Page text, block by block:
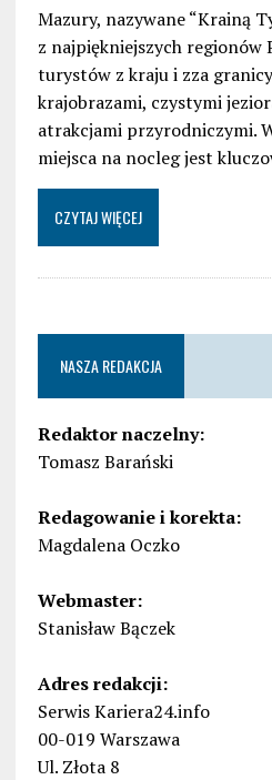
Mazury, nazywane “Krainą
z najpiękniejszych regionów
turystów z kraju i zza
krajobrazami, czystymi
atrakcjami przyrodniczymi.
miejsca na nocleg jest
CZYTAJ WIĘCEJ
NASZA REDAKCJA
Redaktor naczelny:
Tomasz Barański
Redagowanie i korekta:
Magdalena Oczko
Webmaster:
Stanisław Bączek
Adres redakcji:
Serwis Kariera24.info
00-019 Warszawa
Ul. Złota 8